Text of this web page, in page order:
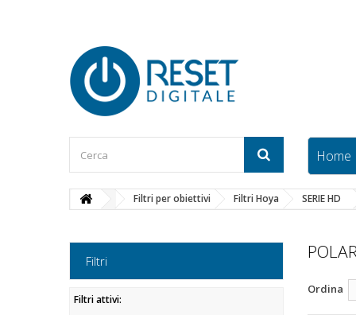
Home
Filtri per obiettivi Filtri Hoya SERIE HD
Filtri
Filtri attivi:
Ordina